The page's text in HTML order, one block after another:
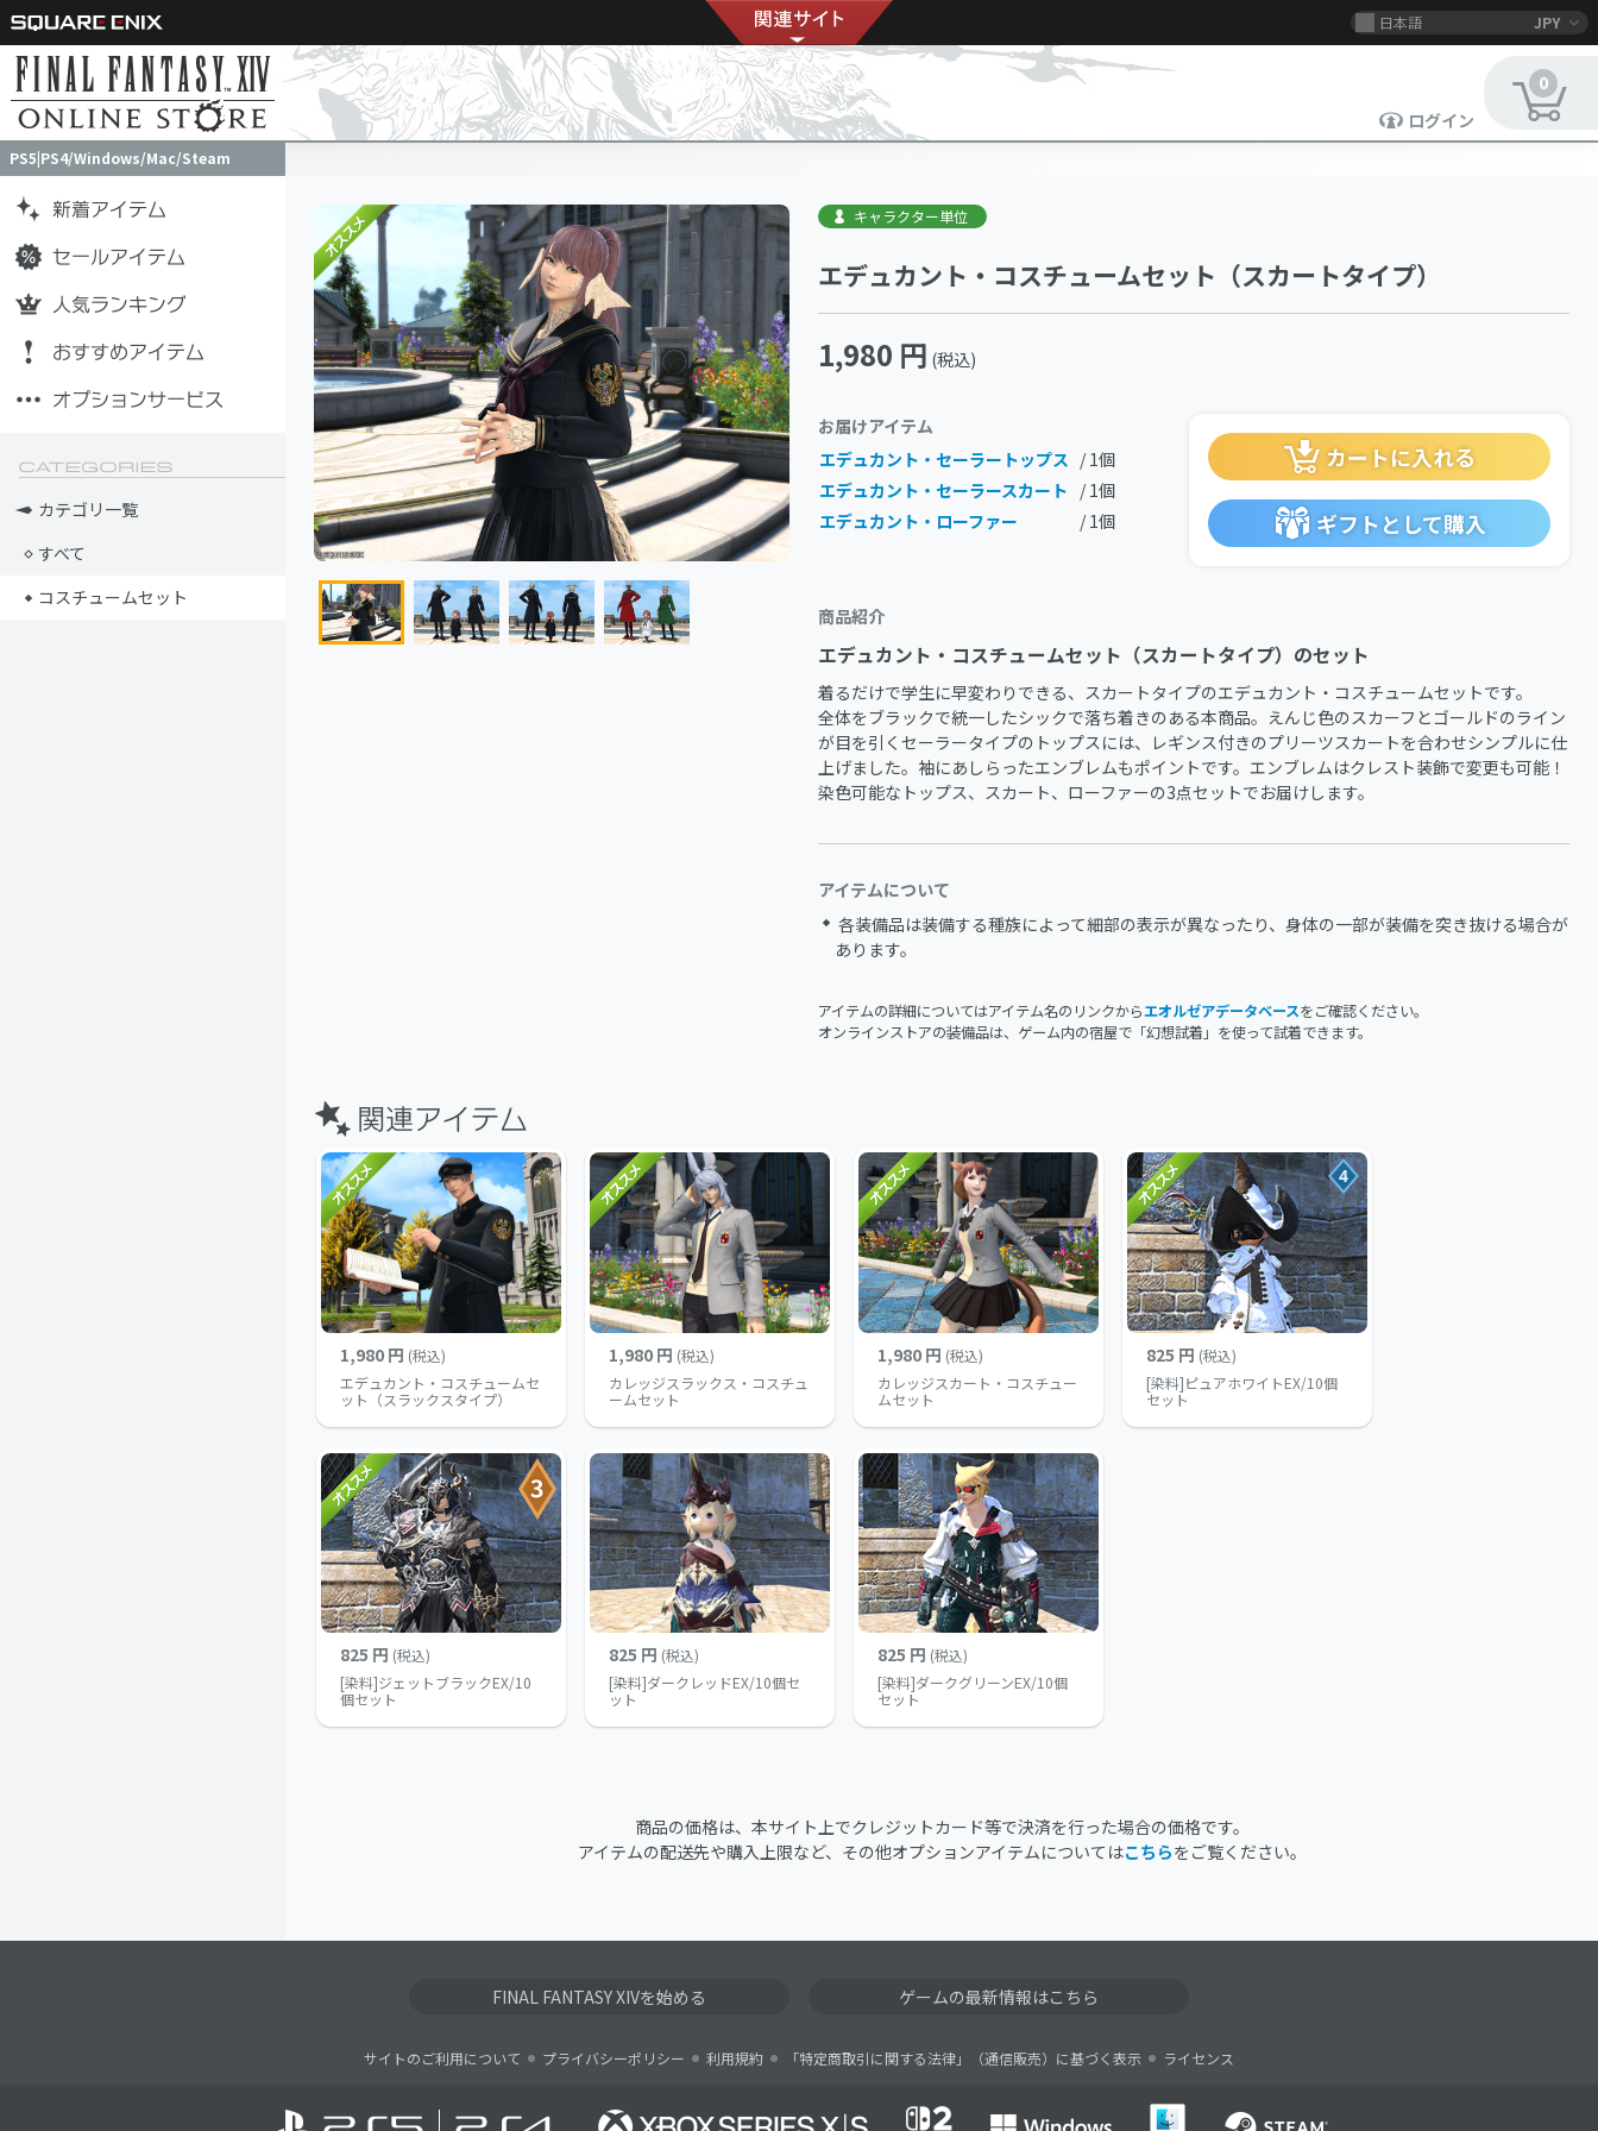
日本語 JPY
ログイン
0
PS5|PS4/Windows/Mac/Steam
PS5|PS4/Windows/Mac/Steam
カテゴリ一覧
すべて
コスチュームセット
キャラクター単位
エデュカント・コスチュームセット（スカートタイプ）
1,980 円 (税込)
カートに入れる
ギフトとして購入
お届けアイテム
エデュカント・セーラートップス / 1個
エデュカント・セーラースカート / 1個
エデュカント・ローファー
/ 1個
商品紹介
エデュカント・コスチュームセット（スカートタイプ）のセット
着るだけで学生に早変わりできる、スカートタイプのエデュカント・コスチュームセットです。
全体をブラックで統一したシックで落ち着きのある本商品。えんじ色のスカーフとゴールドのライン
が目を引くセーラータイプのトップスには、レギンス付きのプリーツスカートを合わせシンプルに仕
上げました。袖にあしらったエンブレムもポイントです。エンブレムはクレスト装飾で変更も可能！
染色可能なトップス、スカート、ローファーの3点セットでお届けします。
アイテムについて
各装備品は装備する種族によって細部の表示が異なったり、身体の一部が装備を突き抜ける場合が
あります。
アイテムの詳細についてはアイテム名のリンクからエオルゼアデータベースをご確認ください。
オンラインストアの装備品は、ゲーム内の宿屋で「幻想試着」を使って試着できます。
1,980 円 (税込)
エデュカント・コスチュームセ
ット（スラックスタイプ）
1,980 円 (税込)
カレッジスラックス・コスチュ
ームセット
1,980 円 (税込)
カレッジスカート・コスチュー
ムセット
4
825 円 (税込)
[染料]ピュアホワイトEX/10個
セット
825 円 (税込)
[染料]ジェットブラックEX/10
個セット
825 円 (税込)
[染料]ダークレッドEX/10個セ
ット
825 円 (税込)
[染料]ダークグリーンEX/10個
セット
商品の価格は、本サイト上でクレジットカード等で決済を行った場合の価格です。
アイテムの配送先や購入上限など、その他オプションアイテムについてはこちらをご覧ください。
FINAL FANTASY XIVを始める ゲームの最新情報はこちら
サイトのご利用について プライバシーポリシー 利用規約 「特定商取引に関する法律」（通信販売）に基づく表示 ライセンス